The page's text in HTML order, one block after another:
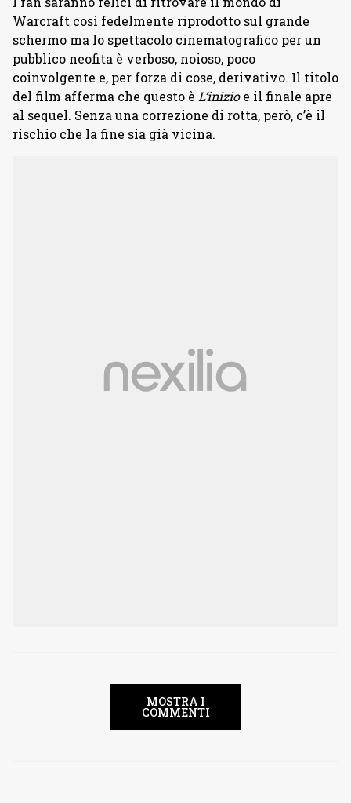
Warcraft così fedelmente riprodotto sul grande
schermo ma lo spettacolo cinematografico per un
pubblico neofita è verboso, noioso, poco
coinvolgente e, per forza di cose, derivativo. Il titolo
del film afferma che questo è L’inizioe il finale apre
al sequel. Senza una correzione di rotta, però, c’è il
rischio che la fine sia già vicina.
MOSTRA I
COMMENTI